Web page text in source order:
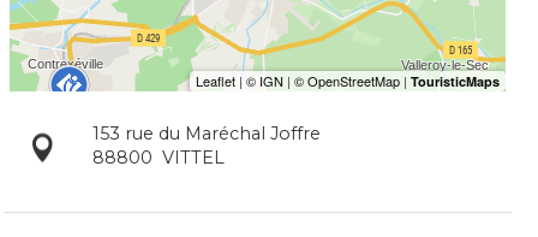
153 rue du Maréchal Joffre
88800 VITTEL